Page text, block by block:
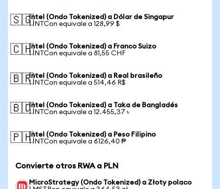
🇸🇬Intel (Ondo Tokenized) a Dólar de Singapur
1 INTCon equivale a 128,99 $
🇨🇭Intel (Ondo Tokenized) a Franco Suizo
1 INTCon equivale a 81,55 CHF
🇧🇷Intel (Ondo Tokenized) a Real brasileño
1 INTCon equivale a 514,46 R$
🇧🇩Intel (Ondo Tokenized) a Taka de Bangladés
1 INTCon equivale a 12.455,37 ৳
🇵🇭Intel (Ondo Tokenized) a Peso Filipino
1 INTCon equivale a 6126,40 ₱
Convierte otros RWA a PLN
MicroStrategy (Ondo Tokenized) a Złoty polaco